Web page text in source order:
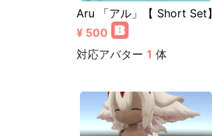
Aru 「アル」【 Short Set】
¥ 500
対応アバター 1 体